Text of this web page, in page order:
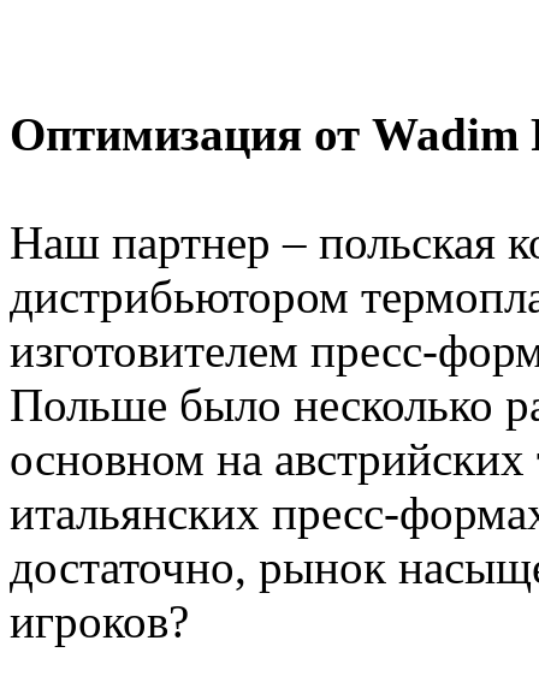
Оптимизация от Wadim
Наш партнер – польская
дистрибьютором
изготовителем пресс-
Польше было несколько
основном на австрийских
итальянских пресс-
достаточно, рынок
игроков?